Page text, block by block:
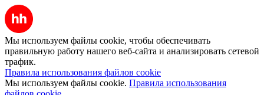
Мы используем файлы cookie, чтобы обеспечивать
правильную работу нашего веб-сайта и анализировать сетевой
трафик.
Правила использования файлов cookie
Мы используем файлы cookie. Правила использования